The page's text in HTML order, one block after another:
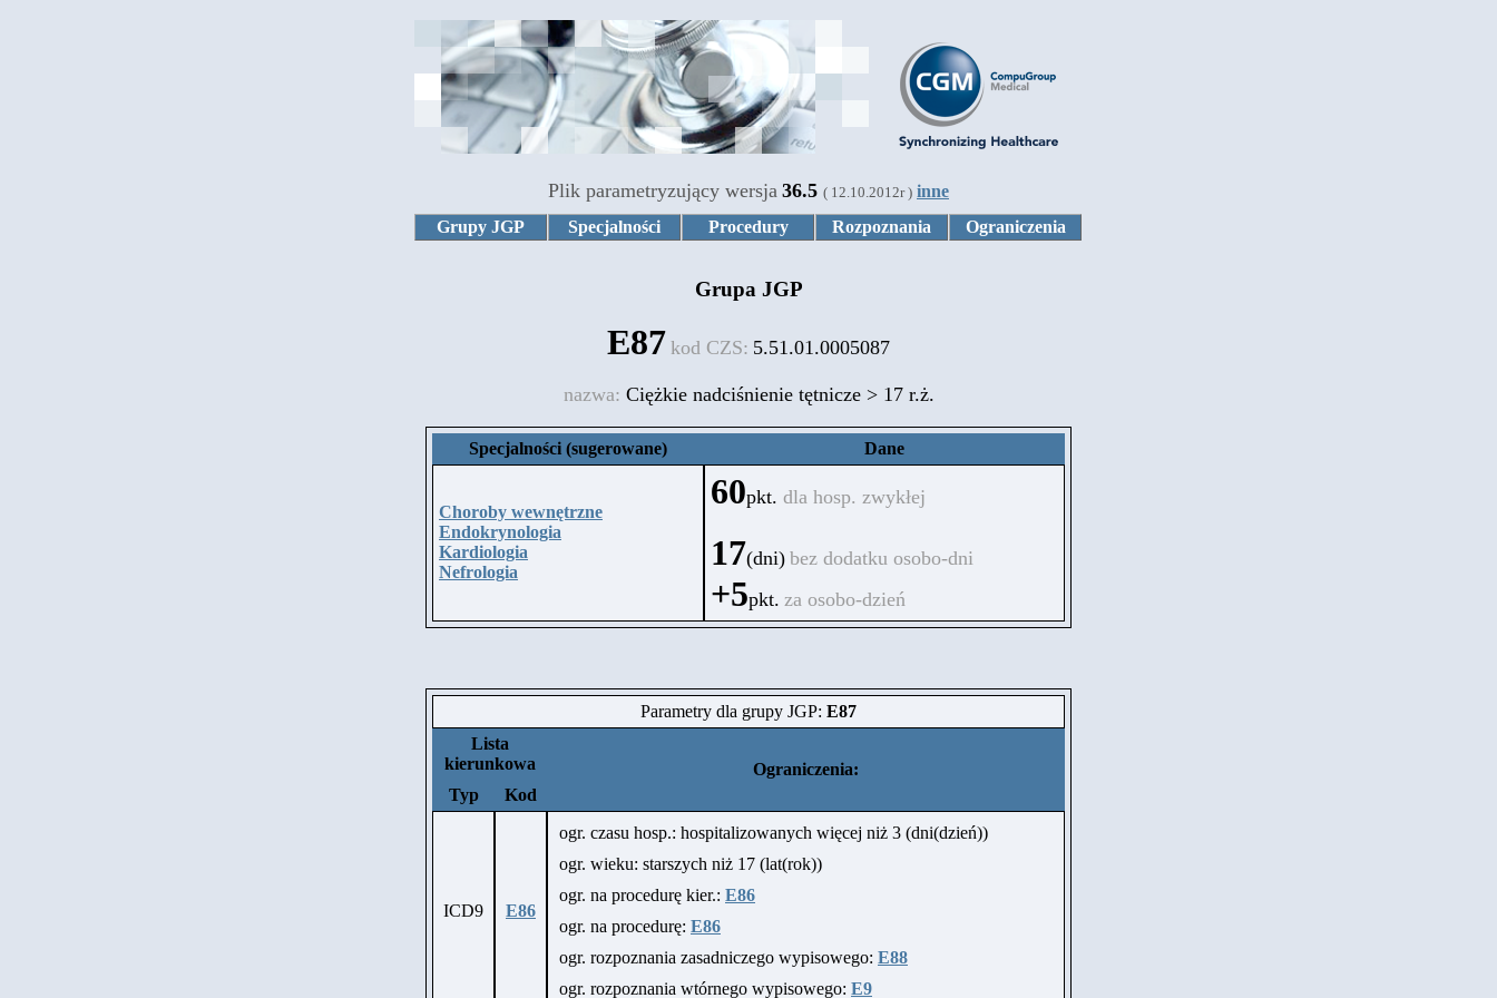
Plik parametryzujący wersja 36.5 ( 12.10.2012r ) inne
Grupy JGP
Specjalności Procedury Rozpoznania Ograniczenia
Grupa JGP
E87 kod CZS: 5.51.01.0005087
nazwa: Ciężkie nadciśnienie tętnicze > 17 r.ż.
Specjalności (sugerowane) Dane
Choroby wewnętrzne
Endokrynologia
Kardiologia
Nefrologia
60pkt. dla hosp. zwykłej
17(dni) bez dodatku osobo-dni
+5pkt. za osobo-dzień
Parametry dla grupy JGP: E87
Lista
kierunkowa
Ograniczenia:
Typ
Kod
ICD9 E86
ogr. czasu hosp.: hospitalizowanych więcej niż 3 (dni(dzień))
ogr. wieku: starszych niż 17 (lat(rok))
ogr. na procedurę kier.: E86
ogr. na procedurę: E86
ogr. rozpoznania zasadniczego wypisowego: E88
ogr. rozpoznania wtórnego wypisowego: E9